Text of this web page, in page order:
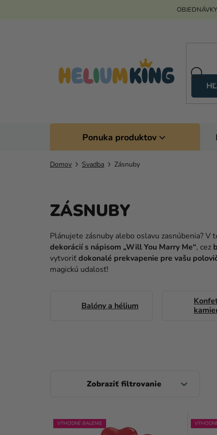
Ponuka produktov
Domov Svadba Zásnuby
ZÁSNUBY
Plánujete zásnuby alebo oslavu zasnúbenia?
dekorácií s nápisom „Will You Marry Me“, cez
vytvoriťdokonalé prekvapenie pre vašu
magickú udalosť!
Balóny a hélium
N
VVÝHODNÉ BALENIE